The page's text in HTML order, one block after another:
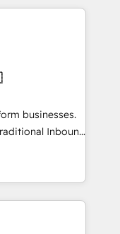
that sets your
your
capables de
et le pilotage
données. 🚀
vos logiciels
🎓
businesses.
Inbound
form a powerful
for over 800